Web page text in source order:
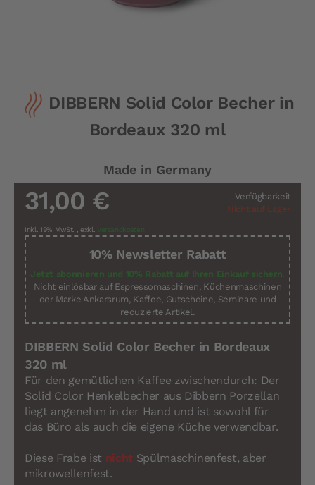
Anfang
der
DIBBERN Solid Color Becher in
Bordeaux 320 ml
Made in Germany
Verfügbarkeit
Nicht auf Lager
31,00 €
Inkl. 19% MwSt. , exkl. Versandkosten
10% Newsletter Rabatt
Jetzt abonnieren und 10% Rabatt auf Ihren Einkauf sichern.
Nicht einlösbar auf Espressomaschinen, Küchenmaschinen
der Marke Ankarsrum, Kaffee, Gutscheine, Seminare und
reduzierte Artikel.
DIBBERN Solid Color Becher in Bordeaux
320 ml
Für den gemütlichen Kaffee zwischendurch: Der
Solid Color Henkelbecher aus Dibbern Porzellan
liegt angenehm in der Hand und ist sowohl für
das Büro als auch die eigene Küche verwendbar.
Diese Frabe ist nicht Spülmaschinenfest, aber
mikrowellenfest.